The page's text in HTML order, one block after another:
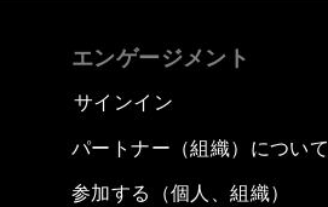
エンゲージメント
サインイン
パートナー（組織）について
参加する（個人、組織）